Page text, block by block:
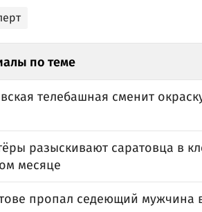
по теме
телебашная сменит
разыскивают саратовца в
месяце
пропал седеющий мужчина